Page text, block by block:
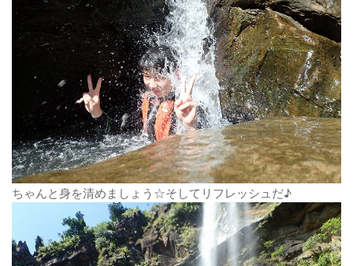
ちゃんと身を清めましょう☆そしてリフレッシュだ♪